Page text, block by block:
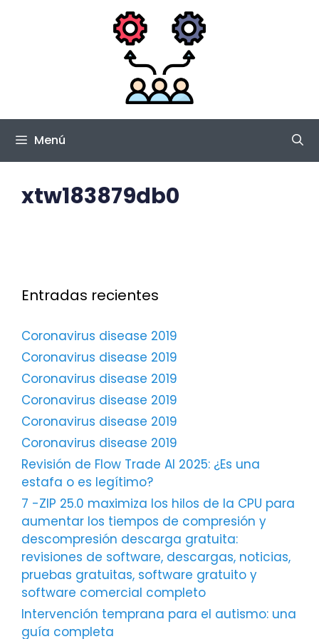
Menú
xtw183879db0
Entradas recientes
Coronavirus disease 2019
Coronavirus disease 2019
Coronavirus disease 2019
Coronavirus disease 2019
Coronavirus disease 2019
Coronavirus disease 2019
Revisión de Flow Trade AI 2025: ¿Es una
estafa o es legítimo?
7 -ZIP 25.0 maximiza los hilos de la CPU para
aumentar los tiempos de compresión y
descompresión descarga gratuita:
revisiones de software, descargas, noticias,
pruebas gratuitas, software gratuito y
software comercial completo
Intervención temprana para el autismo: una
guía completa